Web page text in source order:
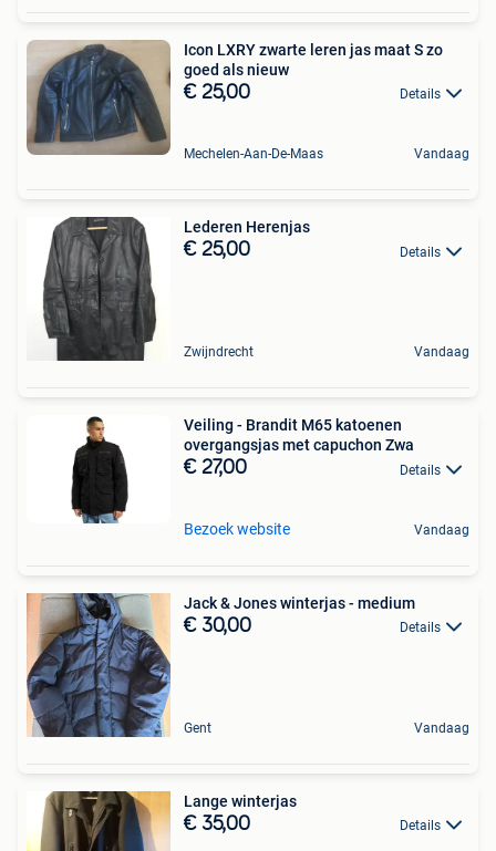
Icon LXRY zwarte leren jas maat S zo
goed als nieuw
€ 25,00 Details
Mechelen-Aan-De-Maas Vandaag
Lederen Herenjas
€ 25,00 Details
Zwijndrecht Vandaag
Veiling - Brandit M65 katoenen
overgangsjas met capuchon Zwa
€ 27,00 Details
Bezoek website Vandaag
Jack & Jones winterjas - medium
€ 30,00 Details
Gent Vandaag
Lange winterjas
€ 35,00 Details